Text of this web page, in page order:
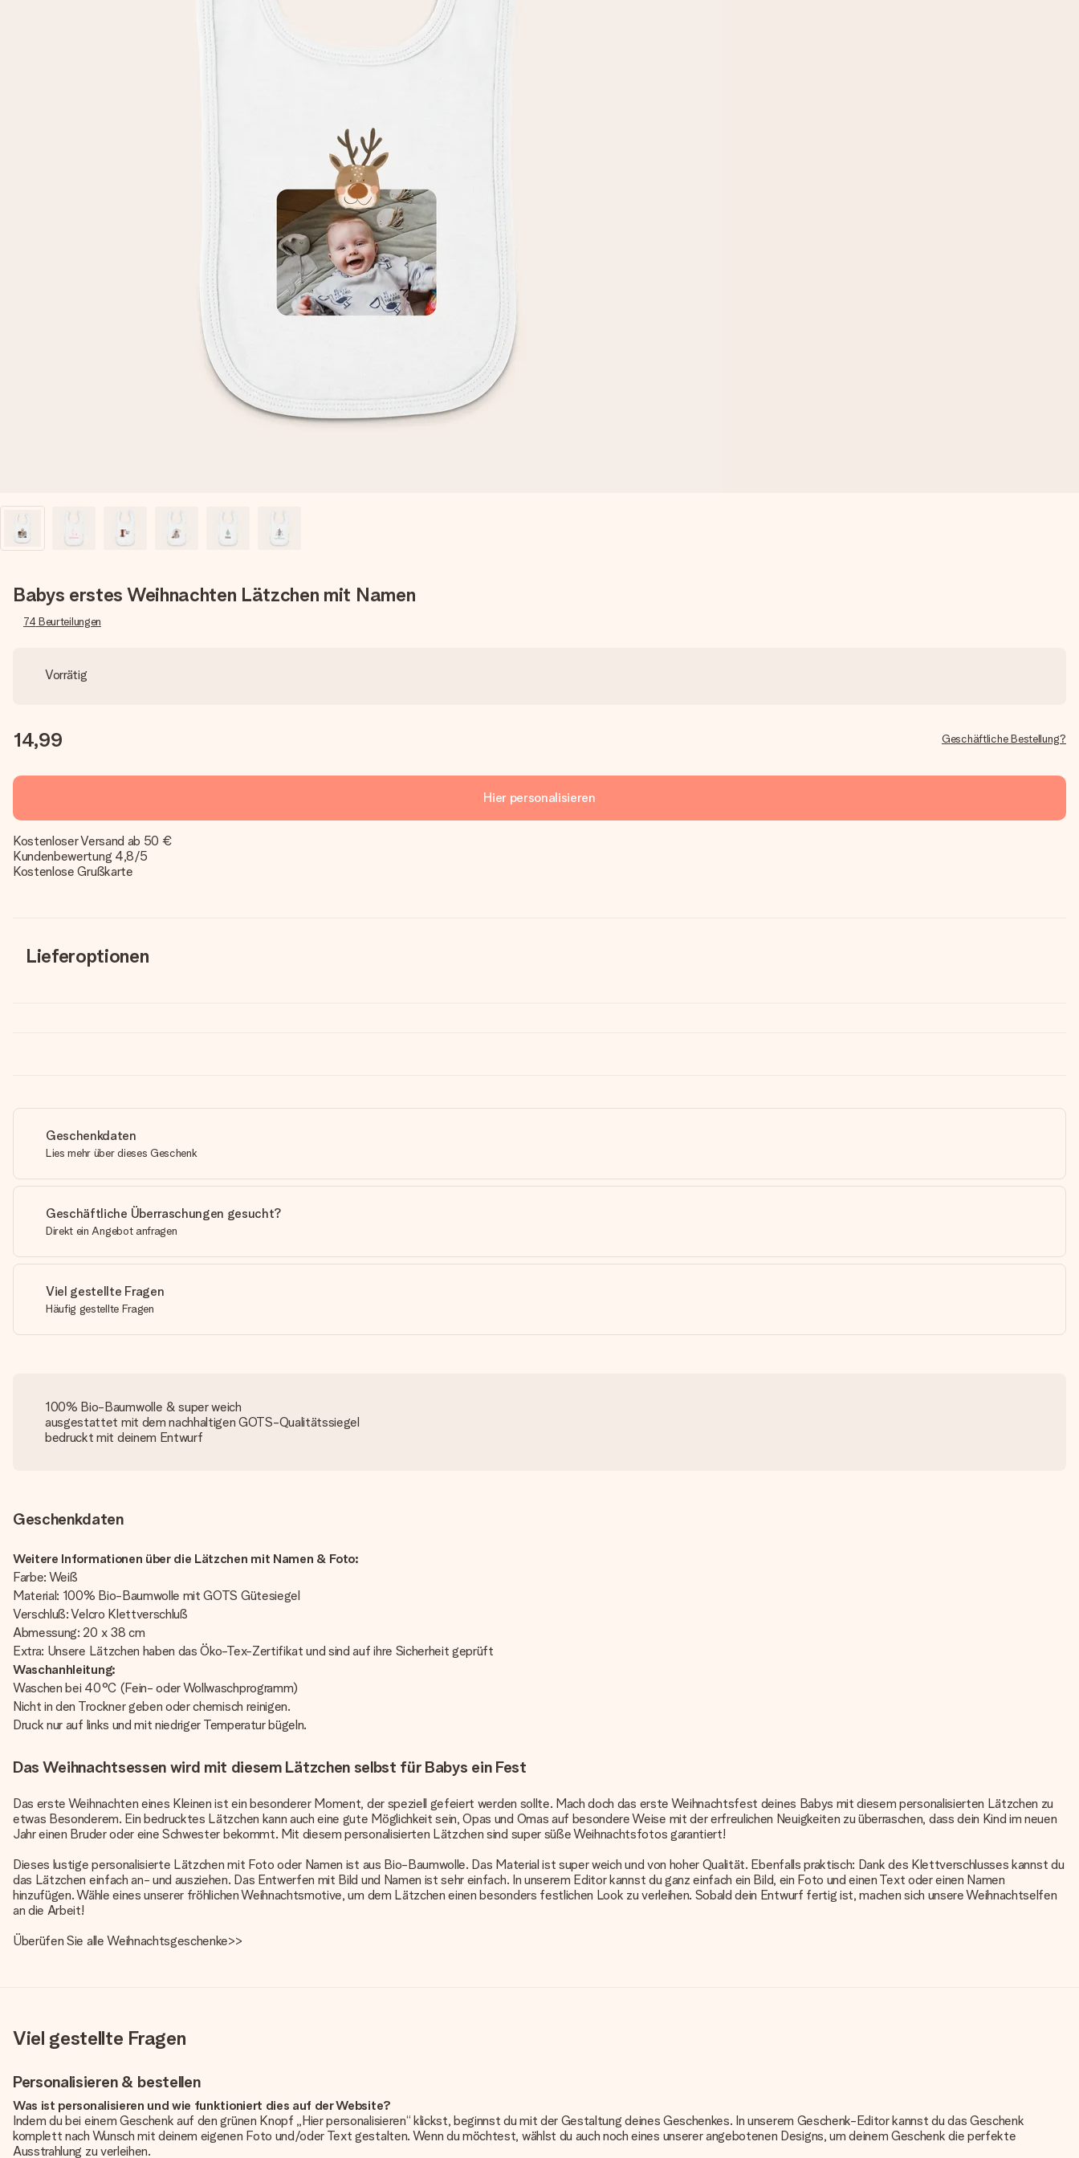
Babys erstes Weihnachten Lätzchen mit Namen
74 Beurteilungen
Vorrätig
14,99 Geschäftliche Bestellung?
Hier personalisieren
Kostenloser Versand ab 50 €
Kundenbewertung 4,8/5
Kostenlose Grußkarte
Lieferoptionen
Geschenkdaten
Lies mehr über dieses Geschenk
Geschäftliche Überraschungen gesucht?
Direkt ein Angebot anfragen
Viel gestellte Fragen
Häufig gestellte Fragen
100% Bio-Baumwolle & super weich
ausgestattet mit dem nachhaltigen GOTS-Qualitätssiegel
bedruckt mit deinem Entwurf
Geschenkdaten
Weitere Informationen über die Lätzchen mit Namen & Foto:
Farbe: Weiß
Material: 100% Bio-Baumwolle mit GOTS Gütesiegel
Verschluß: Velcro Klettverschluß
Abmessung: 20 x 38 cm
Extra: Unsere Lätzchen haben das Öko-Tex-Zertifikat und sind auf ihre Sicherheit geprüft
Waschanhleitung:
Waschen bei 40°C (Fein- oder Wollwaschprogramm)
Nicht in den Trockner geben oder chemisch reinigen.
Druck nur auf links und mit niedriger Temperatur bügeln.
Das Weihnachtsessen wird mit diesem Lätzchen selbst für Babys ein Fest
Das erste Weihnachten eines Kleinen ist ein besonderer Moment, der speziell gefeiert werden sollte. Mach doch das erste Weihnachtsfest deines Babys mit diesem personalisierten Lätzchen zu
etwas Besonderem. Ein bedrucktes Lätzchen kann auch eine gute Möglichkeit sein, Opas und Omas auf besondere Weise mit der erfreulichen Neuigkeiten zu überraschen, dass dein Kind im neuen
Jahr einen Bruder oder eine Schwester bekommt. Mit diesem personalisierten Lätzchen sind super süße Weihnachtsfotos garantiert!
Dieses lustige personalisierte Lätzchen mit Foto oder Namen ist aus Bio-Baumwolle. Das Material ist super weich und von hoher Qualität. Ebenfalls praktisch: Dank des Klettverschlusses kannst du
das Lätzchen einfach an- und ausziehen. Das Entwerfen mit Bild und Namen ist sehr einfach. In unserem Editor kannst du ganz einfach ein Bild, ein Foto und einen Text oder einen Namen
hinzufügen. Wähle eines unserer fröhlichen Weihnachtsmotive, um dem Lätzchen einen besonders festlichen Look zu verleihen. Sobald dein Entwurf fertig ist, machen sich unsere Weihnachtselfen
an die Arbeit!
Überüfen Sie alleWeihnachtsgeschenke>>
Viel gestellte Fragen
Personalisieren & bestellen
Was ist personalisieren und wie funktioniert dies auf der Website?
Indem du bei einem Geschenk auf den grünen Knopf „Hier personalisieren“ klickst, beginnst du mit der Gestaltung deines Geschenkes. In unserem Geschenk-Editor kannst du das Geschenk
komplett nach Wunsch mit deinem eigenen Foto und/oder Text gestalten. Wenn du möchtest, wählst du auch noch eines unserer angebotenen Designs, um deinem Geschenk die perfekte
Ausstrahlung zu verleihen.